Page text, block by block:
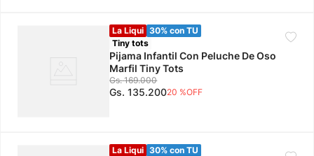
La Liqui 30% con TU
Tiny tots
Pijama Infantil Con Peluche De Oso
Marfil Tiny Tots
Gs. 169.000
Gs. 135.20020 %OFF
La Liqui 30% con TU